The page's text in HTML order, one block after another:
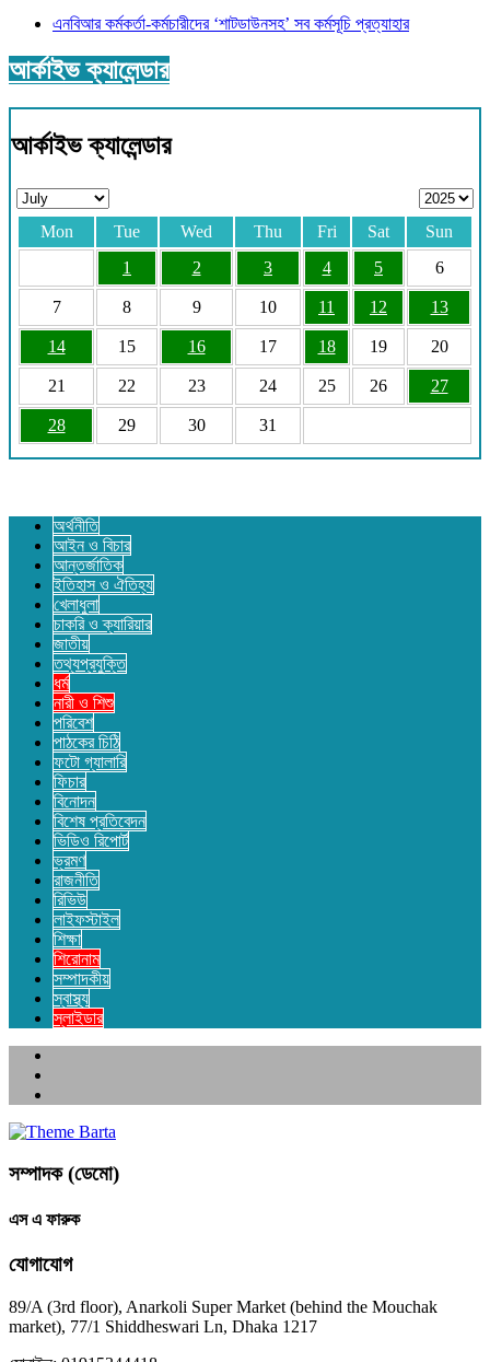
এনবিআর কর্মকর্তা-কর্মচারীদের ‘শাটডাউনসহ’ সব কর্মসূচি প্রত্যাহার
আর্কাইভ ক্যালেন্ডার
আর্কাইভ ক্যালেন্ডার
Mon Tue Wed Thu Fri Sat
Sun
1
2 3 4 5 6
7 8 9 10 11 12 13
14 15 16 17 18 19 20
21 22 23 24 25 26 27
28 29 30 31
অর্থনীতি
আইন ও বিচার
আন্তর্জাতিক
ইতিহাস ও ঐতিহ্য
খেলাধুলা
চাকরি ও ক্যারিয়ার
জাতীয়
তথ্যপ্রযুক্তি
ধর্ম
নারী ও শিশু
পরিবেশ
পাঠকের চিঠি
ফটো গ্যালারি
ফিচার
বিনোদন
বিশেষ প্রতিবেদন
ভিডিও রিপোর্ট
ভ্রমণ
রাজনীতি
রিভিউ
লাইফস্টাইল
শিক্ষা
শিরোনাম
সম্পাদকীয়
স্বাস্থ্য
স্লাইডার
সম্পাদক (ডেমো)
এস এ ফারুক
যোগাযোগ
89/A (3rd floor), Anarkoli Super Market (behind the Mouchak
market), 77/1 Shiddheswari Ln, Dhaka 1217